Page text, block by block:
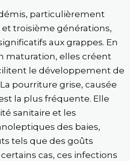
particulièrement
troisième générations,
aux grappes. En
maturation, elles créent
le développement de
pourriture grise, causée
la plus fréquente. Elle
sanitaire et les
des baies,
tels que des goûts
cas, ces infections